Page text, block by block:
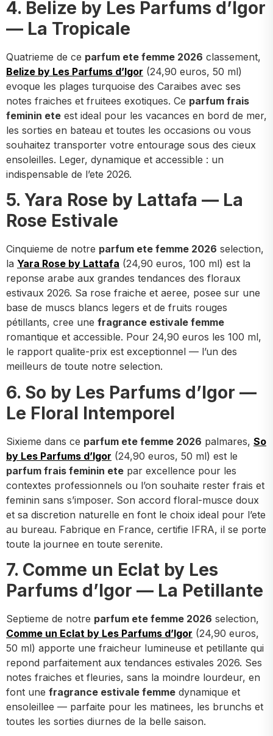
4. Belize by Les Parfums d’Igor
— La Tropicale
Quatrieme de ce parfum ete femme 2026 classement,
Belize by Les Parfums d’Igor (24,90 euros, 50 ml)
evoque les plages turquoise des Caraibes avec ses
notes fraiches et fruitees exotiques. Ce parfum frais
feminin ete est ideal pour les vacances en bord de mer,
les sorties en bateau et toutes les occasions ou vous
souhaitez transporter votre entourage sous des cieux
ensoleilles. Leger, dynamique et accessible : un
indispensable de l’ete 2026.
5. Yara Rose by Lattafa — La
Rose Estivale
Cinquieme de notre parfum ete femme 2026 selection,
la Yara Rose by Lattafa (24,90 euros, 100 ml) est la
reponse arabe aux grandes tendances des floraux
estivaux 2026. Sa rose fraiche et aeree, posee sur une
base de muscs blancs legers et de fruits rouges
pétillants, cree une fragrance estivale femme
romantique et accessible. Pour 24,90 euros les 100 ml,
le rapport qualite-prix est exceptionnel — l’un des
meilleurs de toute notre selection.
6. So by Les Parfums d’Igor —
Le Floral Intemporel
Sixieme dans ce parfum ete femme 2026 palmares, So
by Les Parfums d’Igor (24,90 euros, 50 ml) est le
parfum frais feminin ete par excellence pour les
contextes professionnels ou l’on souhaite rester frais et
feminin sans s’imposer. Son accord floral-musce doux
et sa discretion naturelle en font le choix ideal pour l’ete
au bureau. Fabrique en France, certifie IFRA, il se porte
toute la journee en toute serenite.
7. Comme un Eclat by Les
Parfums d’Igor — La Petillante
Septieme de notre parfum ete femme 2026 selection,
Comme un Eclat by Les Parfums d’Igor (24,90 euros,
50 ml) apporte une fraicheur lumineuse et petillante qui
repond parfaitement aux tendances estivales 2026. Ses
notes fraiches et fleuries, sans la moindre lourdeur, en
font une fragrance estivale femme dynamique et
ensoleillee — parfaite pour les matinees, les brunchs et
toutes les sorties diurnes de la belle saison.